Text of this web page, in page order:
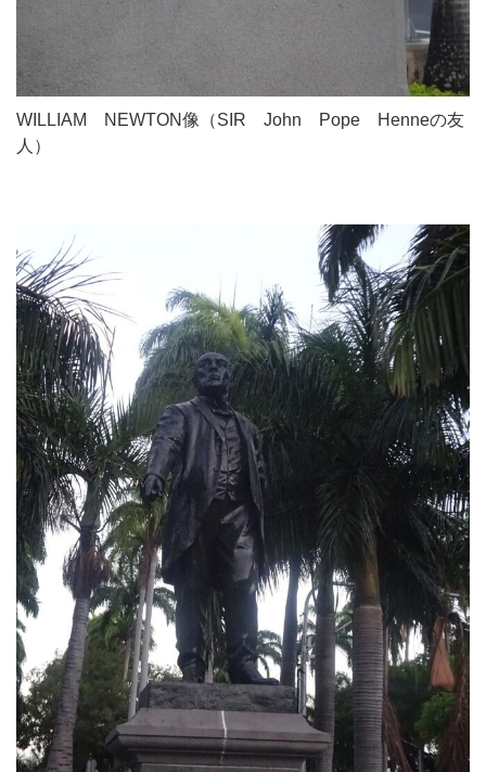
WILLIAM NEWTON像（SIR John Pope Henneの友
人）